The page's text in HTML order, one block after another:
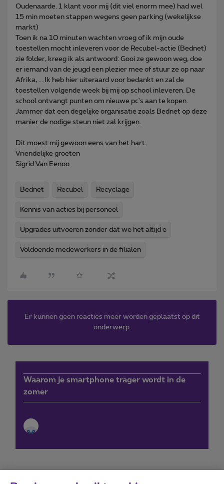
Oudenaarde. 1 klant voor mij (dit viel enorm mee) had wel
15 min moeten stappen wegens geen parking (wekelijkse
markt)
Toen ik na 10 minuten wachten vroeg of ik mijn oude
toestellen mocht inleveren voor de Recubel-actie (Bednet)
zie folder, kreeg ik als antwoord: Gooi ze gewoon weg, doe
er iemand van de jeugd een plezier mee of stuur ze op naar
Afrika, ... Ik heb hier uiteraard voor bedankt en zal de
toestellen volgende week bij mij op school inleveren. De
school ontvangt punten om nieuwe pc's aan te kopen.
Jammer dat een degelijke organisatie zoals Bednet op deze
manier de nodige steun niet zal krijgen.
Dit moest mij gewoon eens van het hart.
Vriendelijke groeten
Sigrid Van Eenoo
Bednet Recubel Recyclage
Kennis van acties bij personeel
Upgrades uitvoeren zonder dat we het altijd e
Voldoende medewerkers in de filialen
Er kunnen geen reacties meer worden geplaatst op dit
onderwerp.
Waarom je smartphone trager wordt in de
zomer